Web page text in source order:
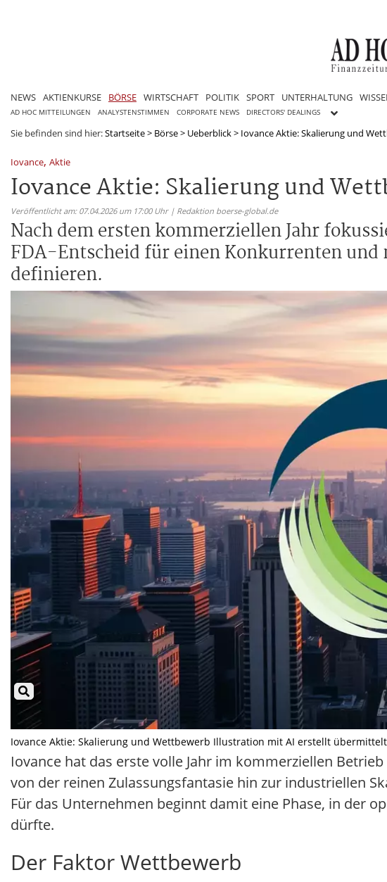
NEWS AKTIENKURSE BÖRSE WIRTSCHAFT POLITIK SPORT UNTERHALTUNG
AD HOC MITTEILUNGEN ANALYSTENSTIMMEN CORPORATE NEWS DIRECTORS' DEALINGS
Sie befinden sind hier:Startseite> Börse> Ueberblick> Iovance Aktie: Skalierung und
Iovance, Aktie
Iovance Aktie: Skalierung und
Veröffentlicht am: 07.04.2026 um 17:00 Uhr | Redaktion boerse-global.de
Nach dem ersten kommerziellen Jahr
FDA-Entscheid für einen Konkurrenten
definieren.
Iovance Aktie: Skalierung und Wettbewerb Illustration mit AI erstellt
Iovance hat das erste volle Jahr im kommerziellen
von der reinen Zulassungsfantasie hin zur industriellen
Für das Unternehmen beginnt damit eine Phase, in der
dürfte.
Der Faktor Wettbewerb